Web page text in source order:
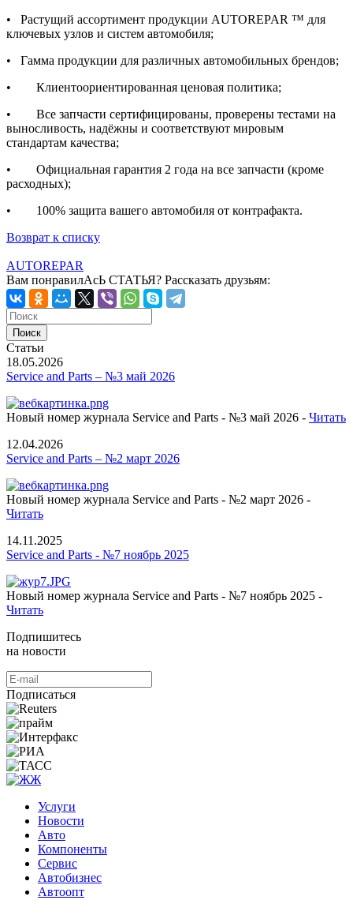
• Растущий ассортимент продукции AUTOREPAR ™ для
ключевых узлов и систем автомобиля;
• Гамма продукции для различных автомобильных брендов;
• Клиентоориентированная ценовая политика;
• Все запчасти сертифицированы, проверены тестами на
выносливость, надёжны и соответствуют мировым
стандартам качества;
• Официальная гарантия 2 года на все запчасти (кроме
расходных);
• 100% защита вашего автомобиля от контрафакта.
Возврат к списку
AUTOREPAR
Вам понравилАсЬ СТАТЬЯ? Рассказать друзьям:
Статьи
18.05.2026
Service and Parts – №3 май 2026
Новый номер журнала Service and Parts - №3 май 2026 - Читать
12.04.2026
Service and Parts – №2 март 2026
Новый номер журнала Service and Parts - №2 март 2026 -
Читать
14.11.2025
Service and Parts - №7 ноябрь 2025
Новый номер журнала Service and Parts - №7 ноябрь 2025 -
Читать
Подпишитесь
на новости
Подписаться
Услуги
Новости
Авто
Компоненты
Сервис
Автобизнес
Автоопт